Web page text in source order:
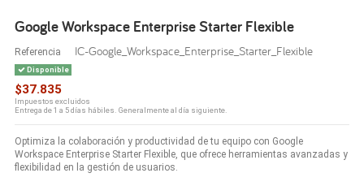
Google Workspace Enterprise Starter Flexible
Referencia IC-Google_Workspace_Enterprise_Starter_Flexible
Disponible
$37.835
Impuestos excluidos
Entrega de 1 a 5 días hábiles. Generalmente al día siguiente.
Optimiza la colaboración y productividad de tu equipo con Google
Workspace Enterprise Starter Flexible, que ofrece herramientas avanzadas y
flexibilidad en la gestión de usuarios.